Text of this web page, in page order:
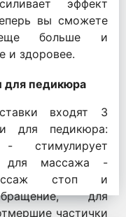
эффект
вы сможете
еще больше и
и здоровее.
для педикюра
входят 3
для педикюра:
- стимулирует
для массажа -
стоп и
для
частички